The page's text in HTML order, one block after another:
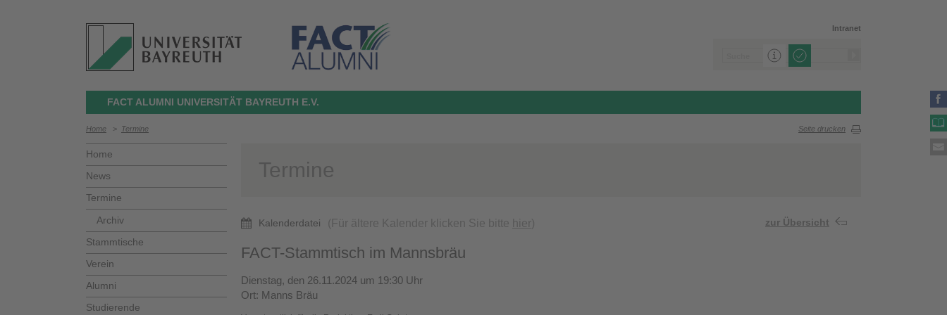
Intranet
FACT ALUMNI UNIVERSITÄT BAYREUTH E.V.
Home > Termine Seite drucken
Home
News
Termine
Archiv
Stammtische
Verein
Alumni
Studierende
Termine
Kalenderdatei (Für ältere Kalender klicken Sie bitte hier) zur Übersicht
FACT-Stammtisch im Mannsbräu
Dienstag, den 26.11.2024 um 19:30 Uhr
Ort: Manns Bräu